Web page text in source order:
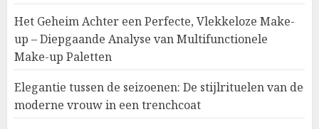
Het Geheim Achter een Perfecte, Vlekkeloze Make-
up – Diepgaande Analyse van Multifunctionele
Make-up Paletten
Elegantie tussen de seizoenen: De stijlrituelen van de
moderne vrouw in een trenchcoat